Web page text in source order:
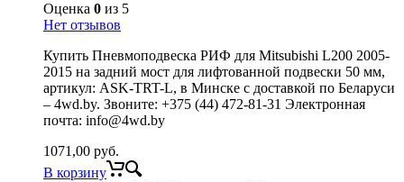
Оценка 0 из 5
Нет отзывов
Купить Пневмоподвеска РИФ для Mitsubishi L200 2005-
2015 на задний мост для лифтованной подвески 50 мм,
артикул: ASK-TRT-L, в Минске с доставкой по Беларуси
– 4wd.by. Звоните: +375 (44) 472-81-31 Электронная
почта: info@4wd.by
1071,00 руб.
В корзину